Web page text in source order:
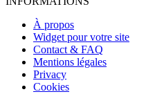
À propos
Widget pour votre site
Contact & FAQ
Mentions légales
Privacy
Cookies